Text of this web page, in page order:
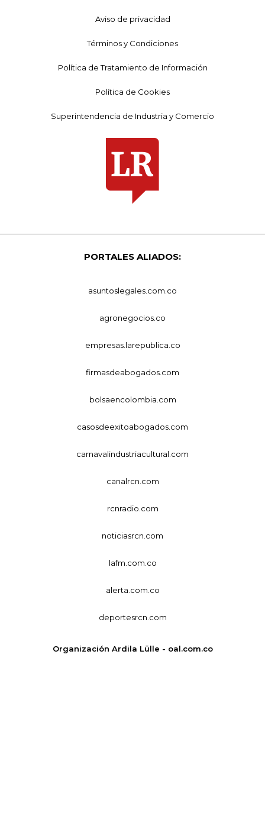
Aviso de privacidad
Términos y Condiciones
Política de Tratamiento de Información
Política de Cookies
Superintendencia de Industria y Comercio
PORTALES ALIADOS:
asuntoslegales.com.co
agronegocios.co
empresas.larepublica.co
firmasdeabogados.com
bolsaencolombia.com
casosdeexitoabogados.com
carnavalindustriacultural.com
canalrcn.com
rcnradio.com
noticiasrcn.com
lafm.com.co
alerta.com.co
deportesrcn.com
Organización Ardila Lülle - oal.com.co